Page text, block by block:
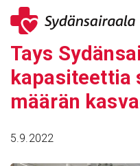
Siirry
sisältöön
Tays
ka­pa­si­teettia
määrän
5.9.2022